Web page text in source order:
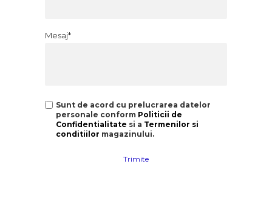
Mesaj*
Sunt de acord cu prelucrarea datelor
personale conform Politicii de
Confidentialitate si a Termenilor si
conditiilor magazinului.
Trimite